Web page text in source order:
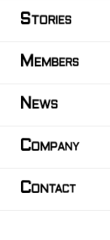
STORIES
M EMBERS
N EWS
COMPANY
CONTACT